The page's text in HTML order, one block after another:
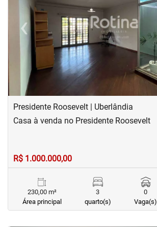
‹Previous
Presidente Roosevelt | Uberlândia
Casa à venda no Presidente Roosevelt
R$ 1.000.000,00
230,00 m²
Área principal
3
quarto(s)
0
Vaga(s)